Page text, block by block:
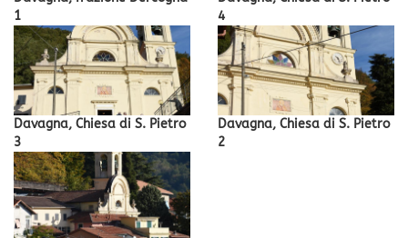
1
4
Davagna, Chiesa di S. Pietro
3
Davagna, Chiesa di S. Pietro
2